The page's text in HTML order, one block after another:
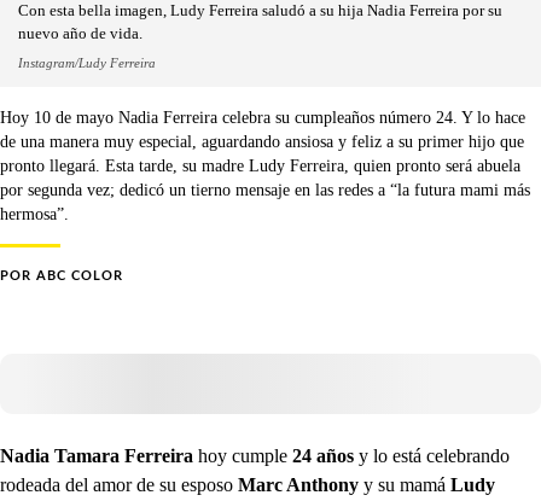
Con esta bella imagen, Ludy Ferreira saludó a su hija Nadia Ferreira por su
nuevo año de vida.
Instagram/Ludy Ferreira
Hoy 10 de mayo Nadia Ferreira celebra su cumpleaños número 24. Y lo hace
de una manera muy especial, aguardando ansiosa y feliz a su primer hijo que
pronto llegará. Esta tarde, su madre Ludy Ferreira, quien pronto será abuela
por segunda vez; dedicó un tierno mensaje en las redes a “la futura mami más
hermosa”.
POR ABC COLOR
Nadia Tamara Ferreira hoy cumple 24 años y lo está celebrando
rodeada del amor de su esposo Marc Anthony y su mamá Ludy